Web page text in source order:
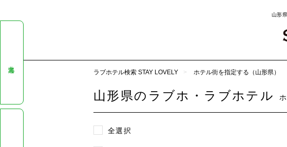
山形
ラブホテル検索 STAY LOVELY ホテル街を指定する（山形県）
山形県のラブホ・ラブホテル
全選択